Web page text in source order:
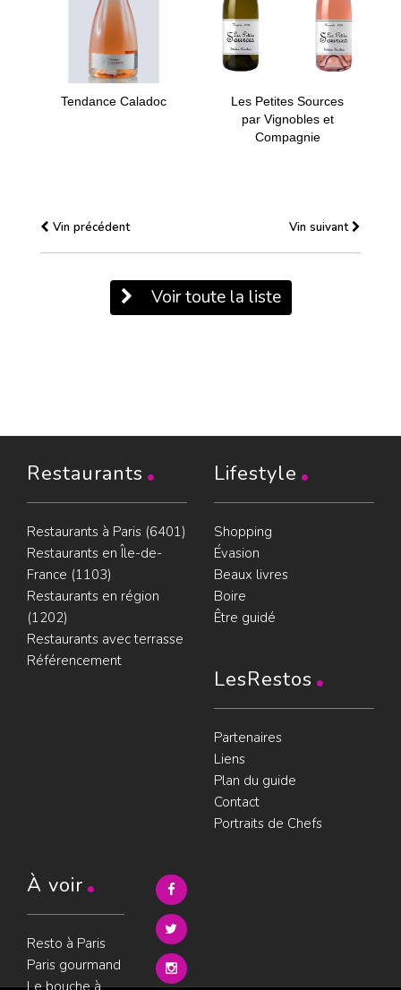
Tendance Caladoc
Les Petites Sources
par Vignobles et
Compagnie
Vin précédent Vin suivant
Voir toute la liste
Restaurants
Restaurants à Paris (6401)
Restaurants en Île-de-
France (1103)
Restaurants en région
(1202)
Restaurants avec terrasse
Référencement
Lifestyle
Shopping
Évasion
Beaux livres
Boire
Être guidé
LesRestos
Partenaires
Liens
Plan du guide
Contact
Portraits de Chefs
À voir
Resto à Paris
Paris gourmand